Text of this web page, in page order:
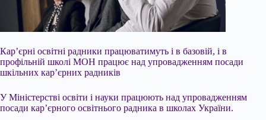
Карʼєрні освітні радники працюватимуть і в базовій, і в
профільній школі МОН працює над упровадженням посади
шкільних кар’єрних радників
У Міністерстві освіти і науки працюють над упровадженням
посади карʼєрного освітнього радника в школах України.